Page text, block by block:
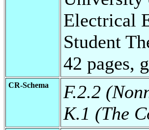
Electrical
Student
42 pages,
CR-Schema
F.2.2
K.1 (The